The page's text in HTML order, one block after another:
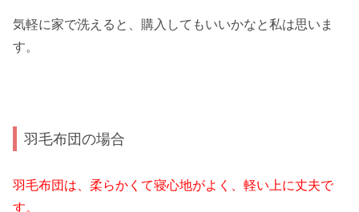
気軽に家で洗えると、購入してもいいかなと私は思いま
す。
羽毛布団の場合
羽毛布団は、柔らかくて寝心地がよく、軽い上に丈夫で
す。